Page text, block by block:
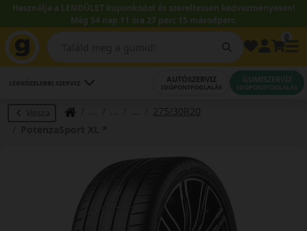
Használja a LENDÜLET kuponkódot és szereltessen kedvezményesen!
Még 54 nap 11 óra 27 perc 14 másodperc.
LEGKÖZELEBBI SZERVIZ AUTÓSZERVIZ
IDŐPONTFOGLALÁS
GUMISZERVIZ
IDŐPONTFOGLALÁS
Vissza
275/30R20